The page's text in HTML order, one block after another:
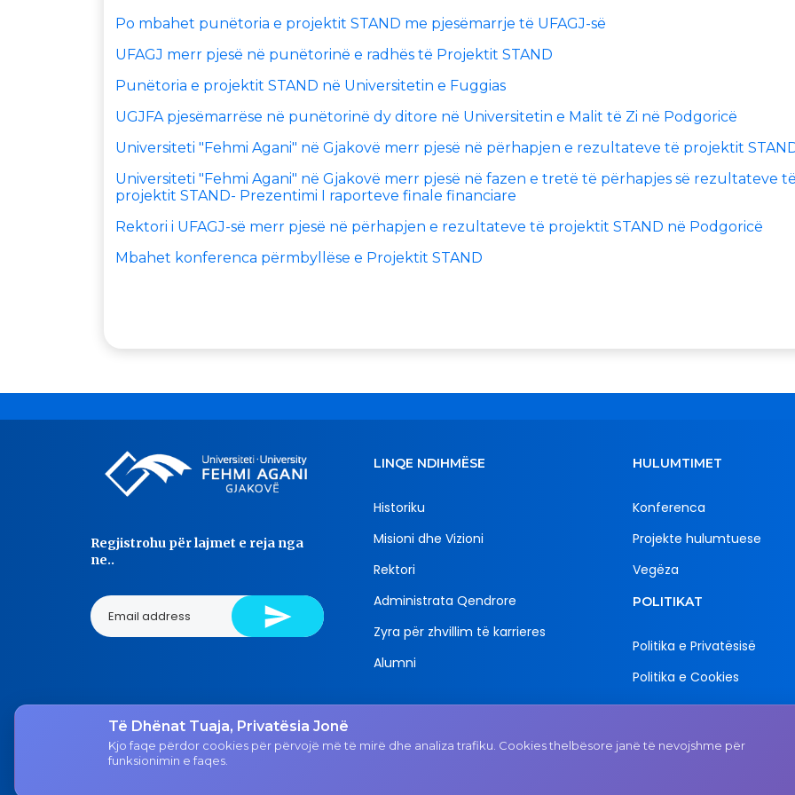
Po mbahet punëtoria e projektit STAND me pjesëmarrje të UFAGJ-së
UFAGJ merr pjesë në punëtorinë e radhës të Projektit STAND
Punëtoria e projektit STAND në Universitetin e Fuggias
UGJFA pjesëmarrëse në punëtorinë dy ditore në Universitetin e Malit të Zi në Podgoricë
Universiteti "Fehmi Agani" në Gjakovë merr pjesë në përhapjen e rezultateve të projektit
Universiteti "Fehmi Agani" në Gjakovë merr pjesë në fazen e tretë të përhapjes së rezultateve
projektit STAND- Prezentimi I raporteve finale financiare
Rektori i UFAGJ-së merr pjesë në përhapjen e rezultateve të projektit STAND në Podgoricë
Mbahet konferenca përmbyllëse e Projektit STAND
Të Dhënat Tuaja, Privatësia Jonë
Kjo faqe përdor cookies për përvojë më të mirë dhe analiza trafiku. Cookies thelbësore janë të nevojshme për
funksionimin e faqes.
Regjistrohu për lajmet e reja nga
ne..
LINQE NDIHMËSE
Historiku
Misioni dhe Vizioni
Rektori
Administrata Qendrore
Zyra për zhvillim të karrieres
Alumni
HULUMTIMET
Konferenca
Projekte hulumtuese
Vegëza
POLITIKAT
Politika e Privatësisë
Politika e Cookies
Tel.
038 200 20 831